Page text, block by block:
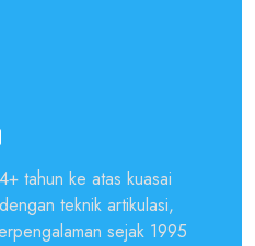
tahun ke atas kuasai
teknik artikulasi,
sejak 1995